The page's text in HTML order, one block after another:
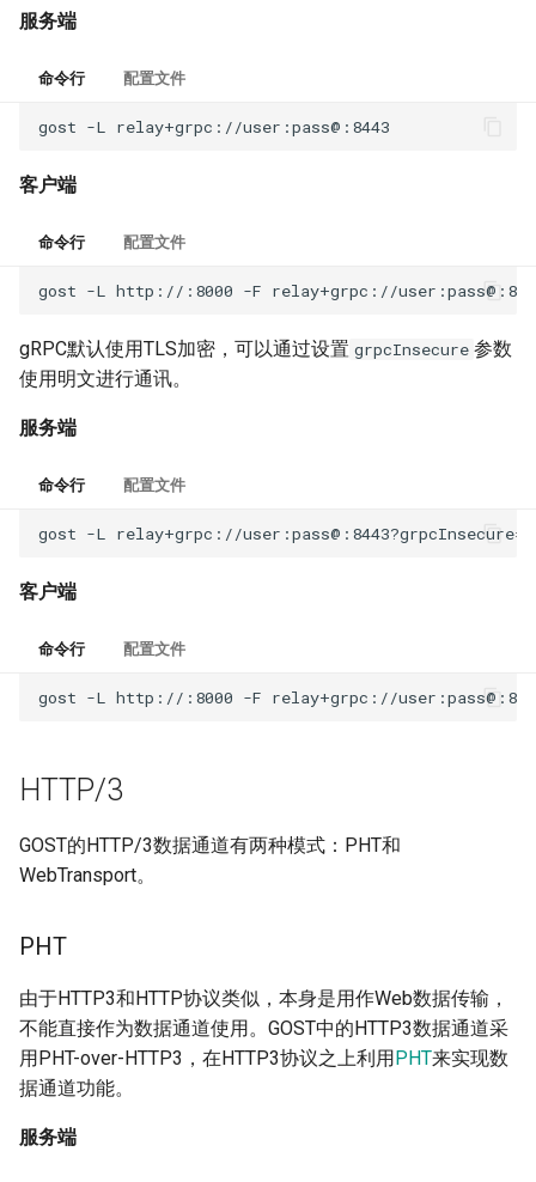
服务端
命令行 配置文件
gost -L
客户端
命令行 配置文件
gost -L http://:8000 -F
gRPC默认使用TLS加密，可以通过设置 grpcInsecure 参数
使用明文进行通讯。
服务端
命令行 配置文件
gost -L relay+grpc://user:pass@:8443?grpcInsecure=
客户端
命令行 配置文件
gost -L http://:8000 -F relay+grpc://
HTTP/3
GOST的HTTP/3数据通道有两种模式：PHT和
WebTransport。
PHT
由于HTTP3和HTTP协议类似，本身是用作Web数据传输，
不能直接作为数据通道使用。GOST中的HTTP3数据通道采
用PHT-over-HTTP3，在HTTP3协议之上利用 PHT来实现数
据通道功能。
服务端